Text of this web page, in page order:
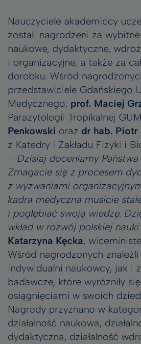
Nauczyciele akademiccy
zostali nagrodzeni za
naukowe, dydaktyczne,
i organizacyjne, a także za
dorobku. Wśród
przedstawiciele Gdańskiego
Medycznego: prof. Maciej
Parazytologii Tropikalnej
Penkowski oraz dr hab. Piotr
z Katedry i Zakładu Fizyki i
– Dzisiaj doceniamy
Zmagacie się z procesem
z wyzwaniami
kadra medyczna musicie
i pogłębiać swoją wiedzę.
wkład w rozwój polskiej nauki
Katarzyna Kęcka,
Wśród nagrodzonych
indywidualni naukowcy, jak i
badawcze, które wyróżniły
osiągnięciami w swoich
Nagrody przyznano w
działalność naukowa,
dydaktyczna, działalność